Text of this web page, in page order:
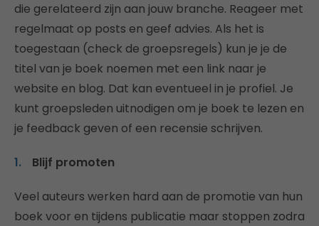
die gerelateerd zijn aan jouw branche. Reageer met
regelmaat op posts en geef advies. Als het is
toegestaan (check de groepsregels) kun je je de
titel van je boek noemen met een link naar je
website en blog. Dat kan eventueel in je profiel. Je
kunt groepsleden uitnodigen om je boek te lezen en
je feedback geven of een recensie schrijven.
Blijf promoten
Veel auteurs werken hard aan de promotie van hun
boek voor en tijdens publicatie maar stoppen zodra